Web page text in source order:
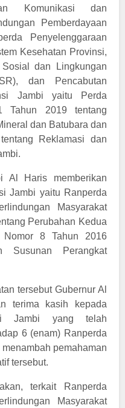
Komunikasi dan
Pemberdayaan
Penyelenggaraan
Kesehatan Provinsi,
dan Lingkungan
dan Pencabutan
Jambi yaitu Perda
Tahun 2019 tentang
dan Batubara dan
Reklamasi dan
Al Haris memberikan
Jambi yaitu Ranperda
Masyarakat
Perubahan Kedua
8 Tahun 2016
Susunan Perangkat
tersebut Gubernur Al
terima kasih kepada
Jambi yang telah
6 (enam) Ranperda
pemahaman
tersebut.
terkait Ranperda
Masyarakat